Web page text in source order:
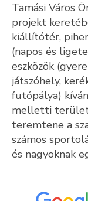
Hivatal
Közérdekű
Turizmus
Fejlesztések
Média
Kultúra
Tamási Város
projekt
kiállítótér,
(napos és
eszközök
játszóhely,
futópálya)
melletti
teremtene a
számos
és nagyoknak